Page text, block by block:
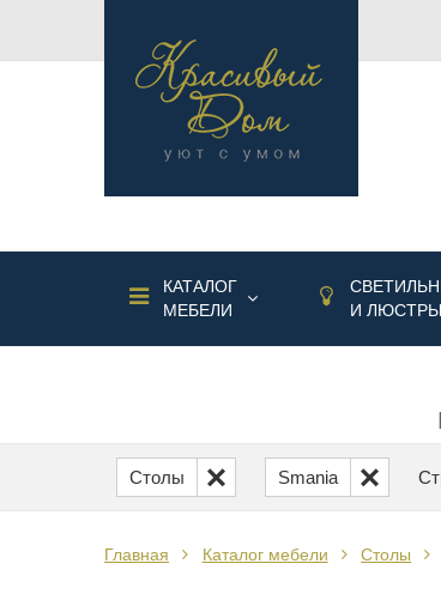
КАТАЛОГ
МЕБЕЛИ
И ЛЮСТРЫ
Столы Smania
Главная Каталог мебели Столы